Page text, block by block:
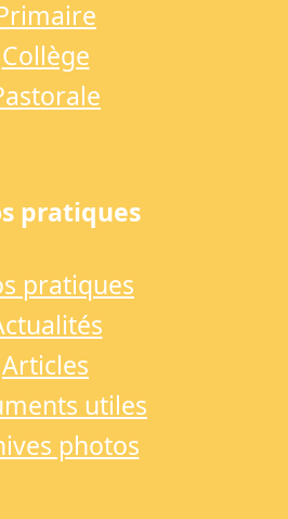
Collège
pratiques
pratiques
Articles
utiles
photos